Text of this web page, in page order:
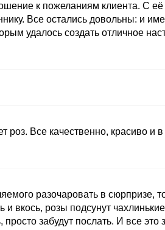
к пожеланиям клиента. С
Все остались довольны: и
удалось создать отличное
роз. Все качественно, красиво
разочаровать в сюрпризе,
вкось, розы подсунут
забудут послать. И все это